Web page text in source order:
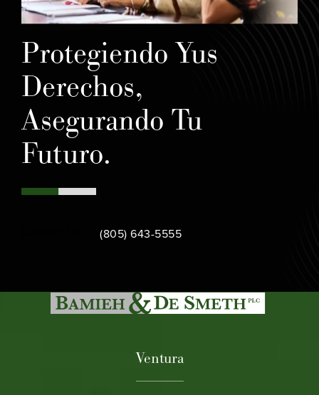
Protegiendo Yus
Derechos,
Asegurando Tu
Futuro.
Call Bamieh & De Smeth on the phone at
(805) 643-5555
Ventura